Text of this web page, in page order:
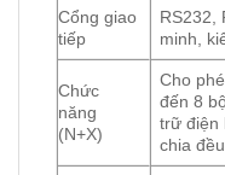
Cổng giao
tiếp
RS232,
minh,
Chức
năng
(N+X)
Cho
đến 8
trữ điện
chia